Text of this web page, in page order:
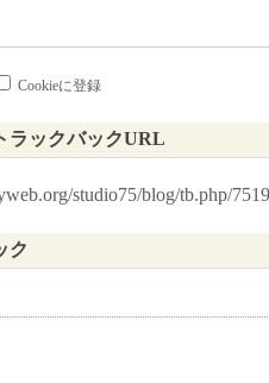
Cookieに登録
ラックバックURL
studio75/blog/tb.php/7519
ク